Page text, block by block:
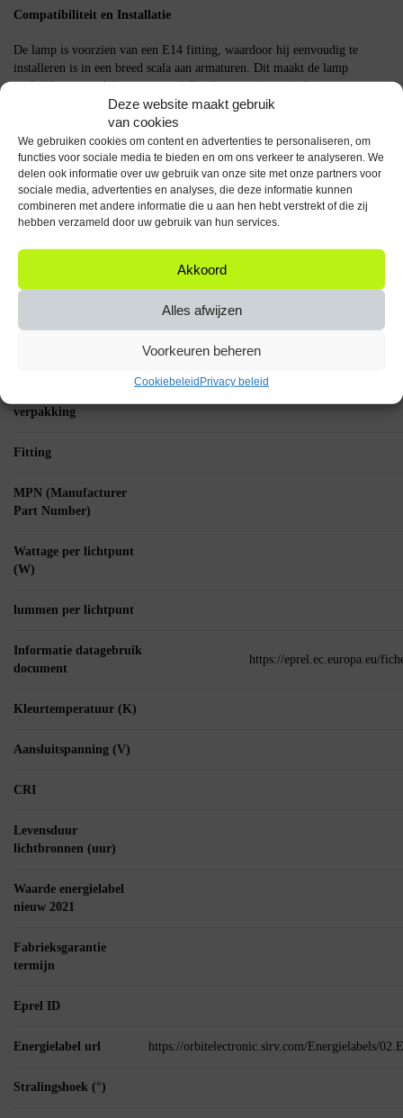
Deze website maakt gebruik
van cookies
We gebruiken cookies om content en advertenties te personaliseren, om
functies voor sociale media te bieden en om ons verkeer te analyseren. We
delen ook informatie over uw gebruik van onze site met onze partners voor
sociale media, advertenties en analyses, die deze informatie kunnen
combineren met andere informatie die u aan hen hebt verstrekt of die zij
hebben verzameld door uw gebruik van hun services.
Akkoord
Alles afwijzen
Voorkeuren beheren
Cookiebeleid Privacy beleid
Compatibiliteit en Installatie
De lamp is voorzien van een E14 fitting, waardoor hij eenvoudig te
installeren is in een breed scala aan armaturen. Dit maakt de lamp
veelzijdig en geschikt voor verschillende toepassingen in huis.
Belangrijke Specificaties
Vermogen: 4W
Lichtopbrengst: 470lm
Kleurtemperatuur: 3000K
Stralingshoek: 360°
Voltage: 230V
Vorm: Druppel
verlichtingsoplossing voor diverse toepassingen in huis.
verpakking
Fitting
MPN (Manufacturer
Part Number)
Wattage per lichtpunt
(W)
lummen per lichtpunt
Informatie datagebruik
document
https://eprel.ec.europa.eu/
Kleurtemperatuur (K)
Aansluitspanning (V)
CRI
Levensduur
lichtbronnen (uur)
Waarde energielabel
nieuw 2021
Fabrieksgarantie
termijn
Eprel ID
Energielabel url https://orbitelectronic.sirv.com/Energielabels/
Stralingshoek (°)